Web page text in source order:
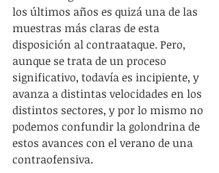
los últimos años es quizá una de las
muestras más claras de esta
disposición al contraataque. Pero,
aunque se trata de un proceso
significativo, todavía es incipiente, y
avanza a distintas velocidades en los
distintos sectores, y por lo mismo no
podemos confundir la golondrina de
estos avances con el verano de una
contraofensiva.